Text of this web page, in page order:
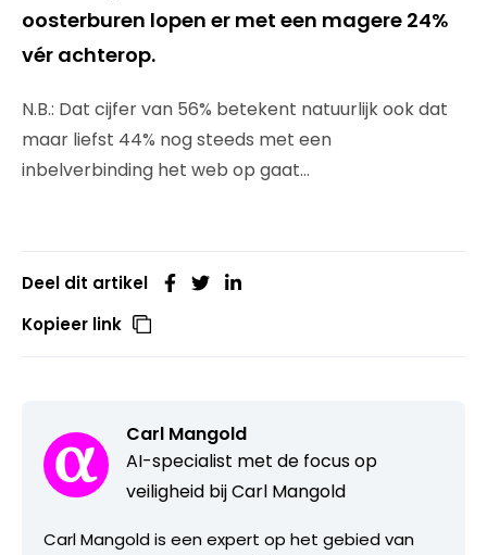
oosterburen lopen er met een magere 24%
vér achterop.
N.B.: Dat cijfer van 56% betekent natuurlijk ook dat
maar liefst 44% nog steeds met een
inbelverbinding het web op gaat…
Deel dit artikel
Kopieer link
Carl Mangold
AI-specialist met de focus op
veiligheid bij Carl Mangold
Carl Mangold is een expert op het gebied van